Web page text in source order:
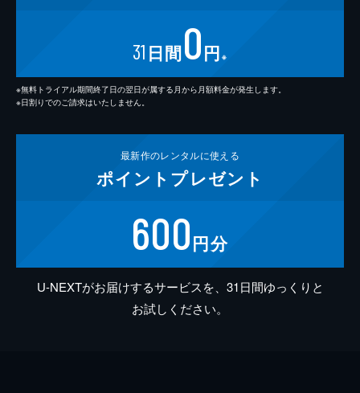
31 日間0円 ※
※無料トライアル期間終了日の翌日が属する月から月額料金が発生します。
※日割りでのご請求はいたしません。
最新作のレンタルに使える
ポイント プレゼント
600円分
U-NEXTがお届けするサービスを、31日間ゆっくりと
お試しください。